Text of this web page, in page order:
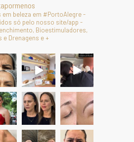
em beleza em #PortoAlegre -
só pelo nosso site/app -
Bioestimuladores,
e Drenagens e +